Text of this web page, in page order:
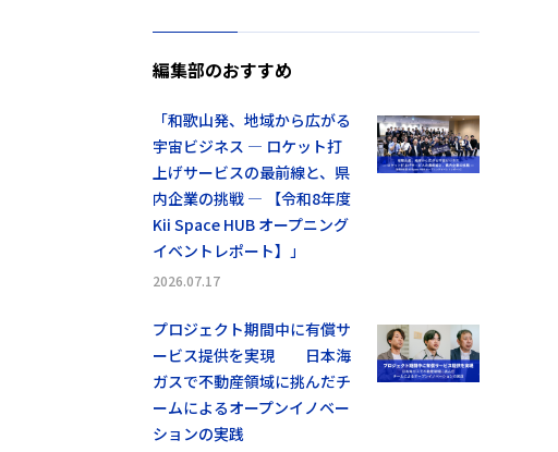
編集部のおすすめ
「和歌山発、地域から広がる
宇宙ビジネス ― ロケット打
上げサービスの最前線と、県
内企業の挑戦 ― 【令和8年度
Kii Space HUB オープニング
イベントレポート】」
2026.07.17
プロジェクト期間中に有償サ
ービス提供を実現 日本海
ガスで不動産領域に挑んだチ
ームによるオープンイノベー
ションの実践